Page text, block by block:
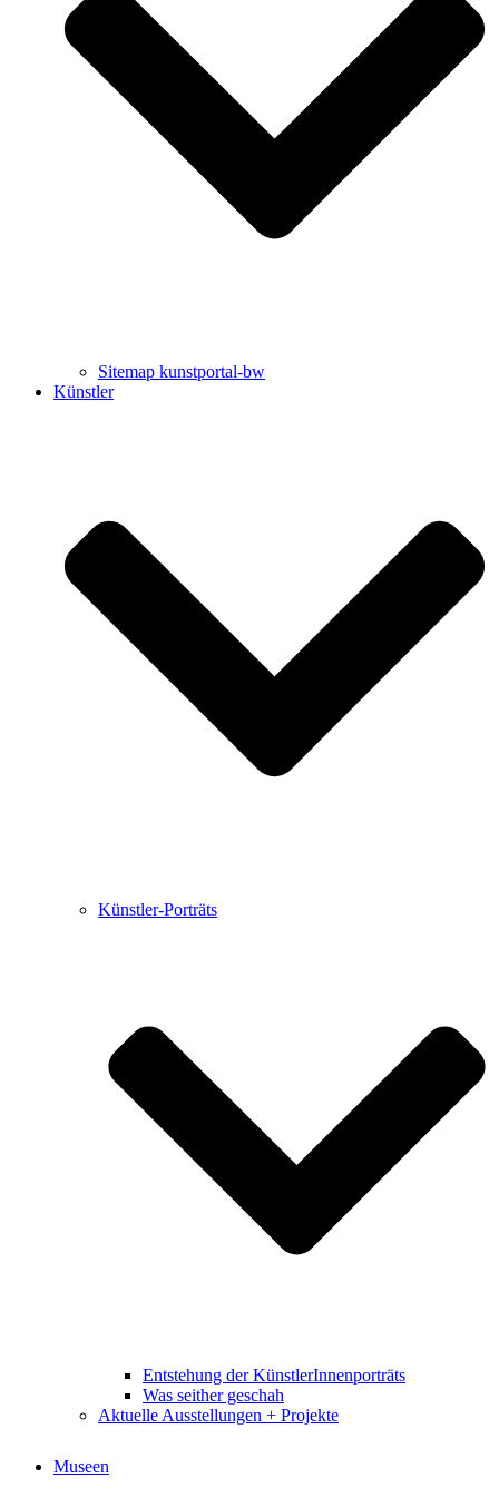
Uli Rothfuss
Harald Schwiers
Buchbesprechungen von Harald Schwiers
Haralds Streifzüge
Hörtipps von Harald Schwiers
Kunstausflüge mit Sigrid Balke
Marc Peschke – Out of The Länd
Buchtipps von Uli Rothfuss
Sitemap kunstportal-bw
Künstler
Künstler-Porträts
Entstehung der KünstlerInnenporträts
Was seither geschah
Aktuelle Ausstellungen + Projekte
Museen